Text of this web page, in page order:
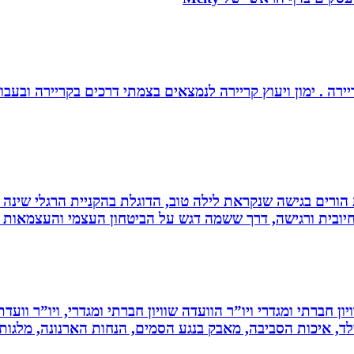
. ימון ויעוץ קריירה לנמצאים בצמתי דרכים בקריירה
בגישה שנקראת לילה טוב, הדוגלת בהקניית הרגלי
ורגישה, דרך ששמה דגש על הביטחון העצמי
חברתי ומגדרי ויו”ר הוועדה שוויון חברתי ומגדרי, ויו”ר
איכות הסביבה, מאבק בנגע הסמים, הנחות הארנונה,